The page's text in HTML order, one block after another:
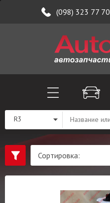
(098) 323 77 70
R3